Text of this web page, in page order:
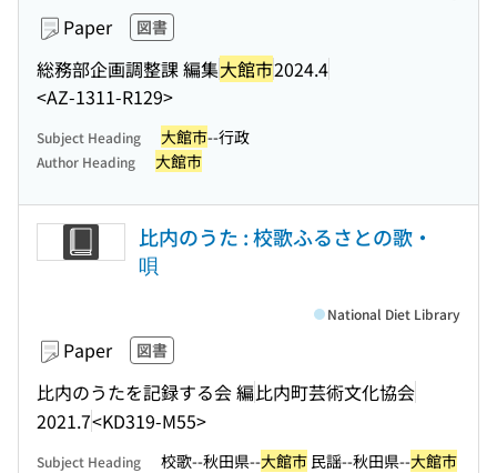
Paper 図書
総務部企画調整課 編集大館市2024.4
<AZ-1311-R129>
Subject Heading 大館市--行政
Author Heading 大館市
比内のうた : 校歌ふるさとの歌・
唄
Paper 図書
比内のうたを記録する会 編比内町芸術文化協会
2021.7<KD319-M55>
National Diet Library
Subject Heading 校歌--秋田県--大館市 民謡--秋田県--大館市